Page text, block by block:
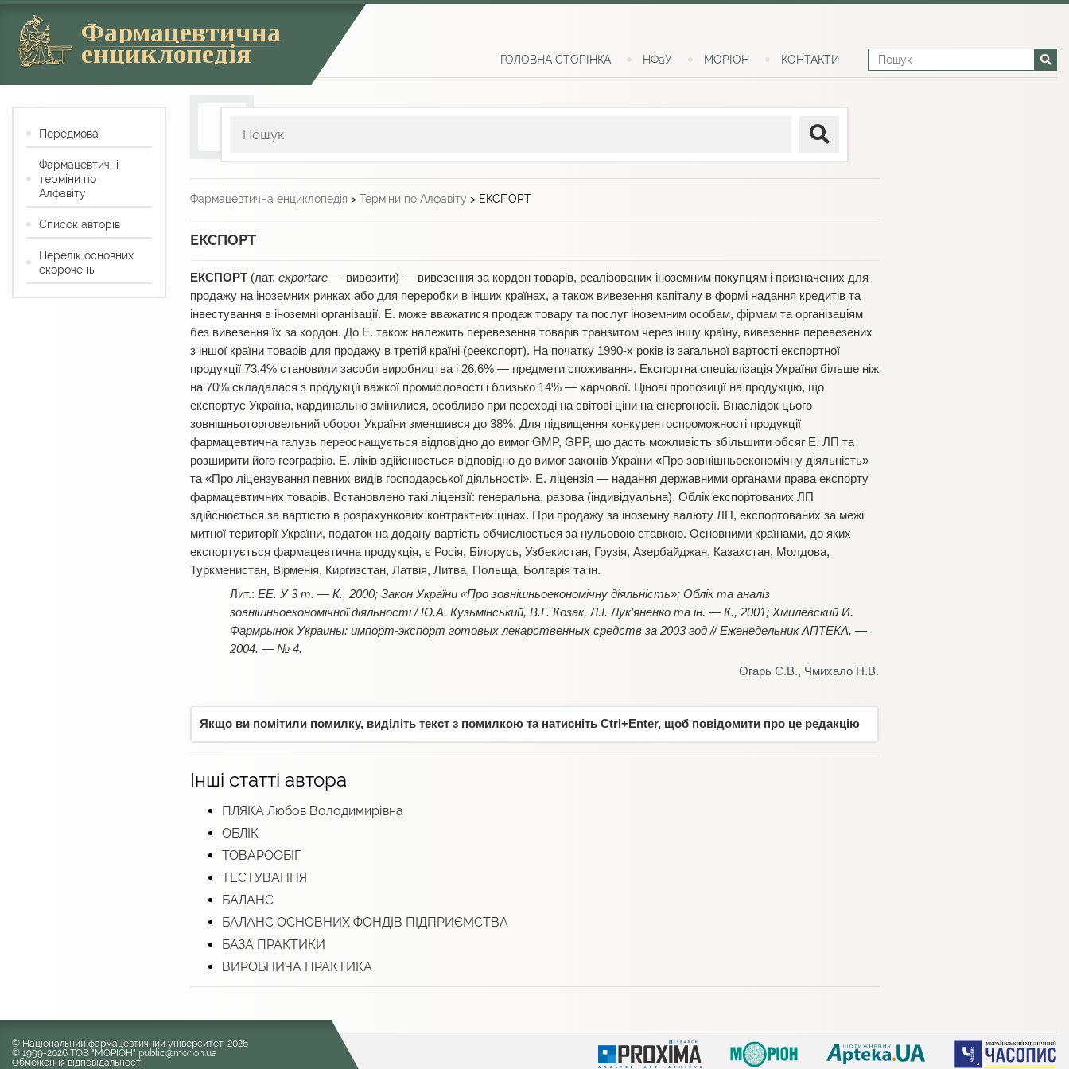
Фармацевтична
енциклопедія ГОЛОВНА СТОРІНКА НФаУ МОРІОН КОНТАКТИ
Фармацевтична енциклопедія > Терміни по Алфавіту > ЕКСПОРТ
ЕКСПОРТ
ЕКСПОРТ (лат. exportare — вивозити) — вивезення за кордон товарів, реалізованих іноземним покупцям і призначених для
продажу на іноземних ринках або для переробки в інших країнах, а також вивезення капіталу в формі надання кредитів та
інвестування в іноземні організації. Е. може вважатися продаж товару та послуг іноземним особам, фірмам та організаціям
без вивезення їх за кордон. До Е. також належить перевезення товарів транзитом через іншу країну, вивезення перевезених
з іншої країни товарів для продажу в третій країні (реекспорт). На початку 1990-х років із загальної вартості експортної
продукції 73,4% становили засоби виробництва і 26,6% — предмети споживання. Експортна спеціалізація України більше ніж
на 70% складалася з продукції важкої промисловості і близько 14% — харчової. Цінові пропозиції на продукцію, що
експортує Україна, кардинально змінилися, особливо при переході на світові ціни на енергоносії. Внаслідок цього
зовнішньоторговельний оборот України зменшився до 38%. Для підвищення конкурентоспроможності продукції
фармацевтична галузь переоснащується відповідно до вимог GMP, GPP, що дасть можливість збільшити обсяг Е. ЛП та
розширити його географію. Е. ліків здійснюється відповідно до вимог законів України «Про зовнішньоекономічну діяльність»
та «Про ліцензування певних видів господарської діяльності». Е. ліцензія — надання державними органами права експорту
фармацевтичних товарів. Встановлено такі ліцензії: генеральна, разова (індивідуальна). Облік експортованих ЛП
здійснюється за вартістю в розрахункових контрактних цінах. При продажу за іноземну валюту ЛП, експортованих за межі
митної території України, податок на додану вартість обчислюється за нульовою ставкою. Основними країнами, до яких
експортується фармацевтична продукція, є Росія, Білорусь, Узбекистан, Грузія, Азербайджан, Казахстан, Молдова,
Туркменистан, Вірменія, Киргизстан, Латвія, Литва, Польща, Болгарія та ін.
ЕЕ. У 3 т. — К., 2000; Закон України «Про зовнішньоекономічну діяльність»; Облік та аналіз
зовнішньоекономічної діяльності / Ю.А. Кузьмінський, В.Г. Козак, Л.І. Лук’яненко та ін. — К., 2001; Хмилевский И.
Фармрынок Украины: импорт-экспорт готовых лекарственных средств за 2003 год // Еженедельник АПТЕКА. —
2004. — № 4.
Огарь С.В., Чмихало Н.В.
Якщо ви помітили помилку, виділіть текст з помилкою та натисніть Ctrl+Enter, щоб повідомити про це редакцію
Інші статті автора
ПЛЯКА Любов Володимирівна
ОБЛІК
ТОВАРООБІГ
ТЕСТУВАННЯ
БАЛАНС
БАЛАНС ОСНОВНИХ ФОНДІВ ПІДПРИЄМСТВА
БАЗА ПРАКТИКИ
ВИРОБНИЧА ПРАКТИКА
Передмова
Фармацевтичні
терміни по
Алфавіту
Список авторів
Перелік основних
скорочень
© Національний фармацевтичний університет, 2026
© 1999-2026 ТОВ "МОРІОН" public@morion.ua
Обмеження відповідальності